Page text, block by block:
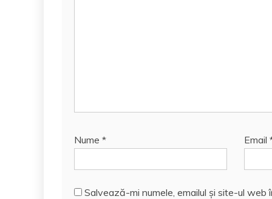
Nume * Email
Salvează-mi numele, emailul și site-ul